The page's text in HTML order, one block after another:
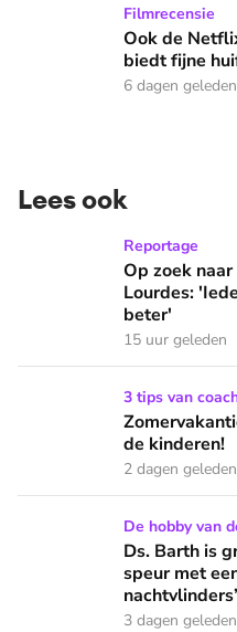
Ook de Netflixversie van
Filmrecensie
Ook de
biedt fijne
6 dagen geleden
Lees ook
Op zoek naar God in
Reportage
Op zoek
Lourdes:
beter'
15 uur geleden
Zomervakantie? Zó houd
3 tips van
de kinderen!
2 dagen geleden
Ds. Barth is grootDe hobby van
Ds. Barth is
speur met
nachtvlinders’
3 dagen geleden